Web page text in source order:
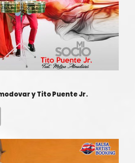
y Tito Puente Jr.